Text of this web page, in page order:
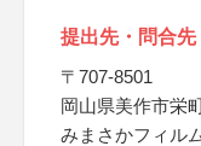
提出先・問合先
〒707-8501
岡山県美作市栄
みまさかフィル